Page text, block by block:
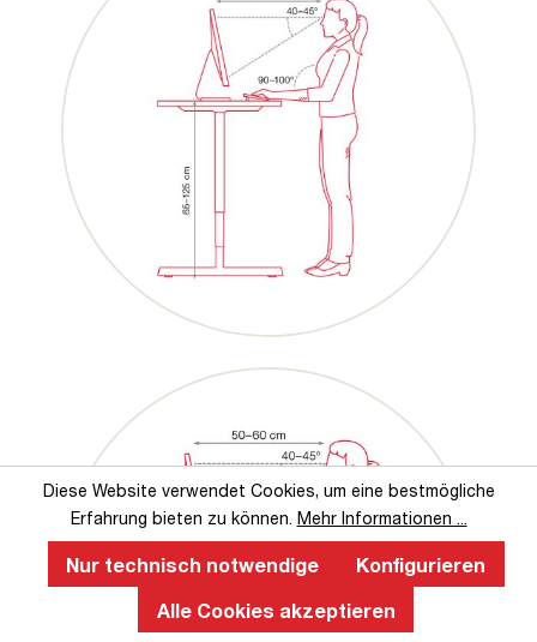
Diese Website verwendet Cookies, um eine bestmögliche
Erfahrung bieten zu können. Mehr Informationen ...
Nur technisch notwendige
Konfigurieren
Alle Cookies akzeptieren